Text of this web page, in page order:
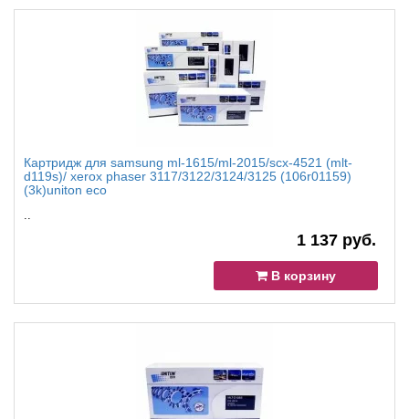
Картридж для samsung ml-1615/ml-2015/scx-4521 (mlt-
d119s)/ xerox phaser 3117/3122/3124/3125 (106r01159)
(3k)uniton eco
..
1 137 руб.
В корзину